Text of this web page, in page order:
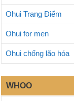
Ohui Trang Điểm
Ohui for men
Ohui chống lão hóa
WHOO